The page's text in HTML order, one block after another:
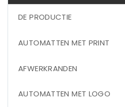
DE PRODUCTIE
AUTOMATTEN MET PRINT
AFWERKRANDEN
AUTOMATTEN MET LOGO